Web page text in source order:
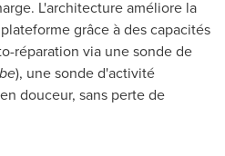
L'architecture améliore la
grâce à des capacités
réparation via une sonde de
), une sonde d'activité
douceur, sans perte de